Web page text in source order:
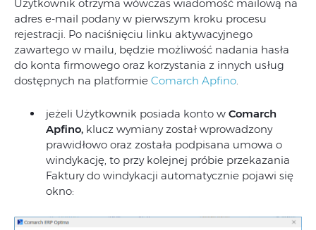
Użytkownik otrzyma wówczas wiadomość mailową na
adres e-mail podany w pierwszym kroku procesu
rejestracji. Po naciśnięciu linku aktywacyjnego
zawartego w mailu, będzie możliwość nadania hasła
do konta firmowego oraz korzystania z innych usług
dostępnych na platformie Comarch Apfino
jeżeli Użytkownik posiada konto w Comarch
Apfino, klucz wymiany został wprowadzony
prawidłowo oraz została podpisana umowa o
windykację, to przy kolejnej próbie przekazania
Faktury do windykacji automatycznie pojawi się
okno: